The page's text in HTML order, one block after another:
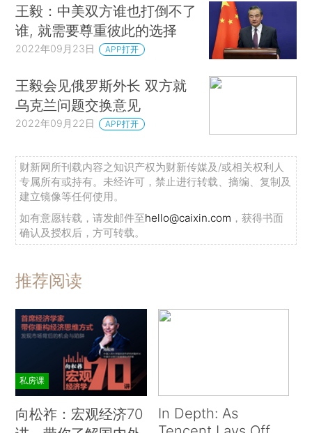
王毅：中美双方谁也打倒不了
谁, 就需要尊重彼此的选择
2022年09月23日 APP打开
王毅会见俄罗斯外长 双方就
乌克兰问题交换意见
2022年09月22日 APP打开
财新网所刊载内容之知识产权为财新传媒及/或相关权利人
专属所有或持有。未经许可，禁止进行转载、摘编、复制及
建立镜像等任何使用。
如有意愿转载，请发邮件至hello@caixin.com ，获得书面
确认及授权后，方可转载。
推荐阅读
私房课
向松祚：宏观经济70
In Depth: As